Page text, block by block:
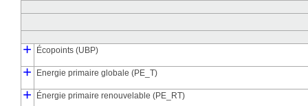
+ Écopoints (UBP)
┣ Points d'impact environnemental de la production (UBP_pro)
┗ Points d'impact environnemental de l'élimination (UBP_dis)
+ Energie primaire globale (PE_T)
┣ Energie primaire de production (PE_pro)
┃ ┣ Production d'énergie primaire, énergétiquement consommée
┃ ┗ Production d'énergie primaire, matériellement liée (PE_M_pro)
┗ Énergie primaire de l'élimination (PE_dis)
+ Énergie primaire renouvelable (PE_RT)